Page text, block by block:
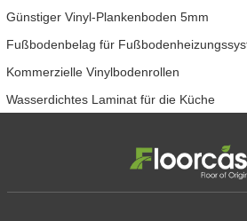
Günstiger Vinyl-Plankenboden 5mm
Fußbodenbelag für
Kommerzielle Vinylbodenrollen
Wasserdichtes Laminat für die Küche